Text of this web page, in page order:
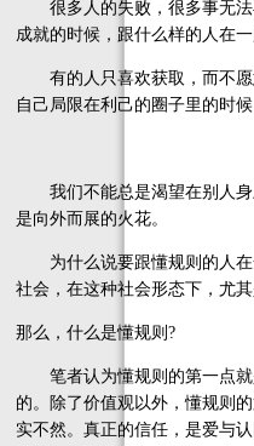
很多人的失败，很多事无法
成就的时候，跟什么样的人在
有的人只喜欢获取，而不愿
自己局限在利己的圈子里的时
我们不能总是渴望在别人身
是向外而展的火花。
为什么说要跟懂规则的人在
社会，在这种社会形态下，尤
那么，什么是懂规则?
笔者认为懂规则的第一点就
的。除了价值观以外，懂规则
实不然。真正的信任，是爱与